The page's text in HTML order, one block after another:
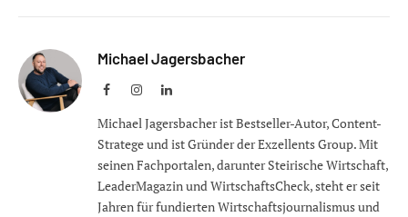
Michael Jagersbacher
FacebookInstagramLinkedIn
Michael Jagersbacher ist Bestseller-Autor, Content-
Stratege und ist Gründer der Exzellents Group. Mit
seinen Fachportalen, darunter Steirische Wirtschaft,
LeaderMagazin und WirtschaftsCheck, steht er seit
Jahren für fundierten Wirtschaftsjournalismus und